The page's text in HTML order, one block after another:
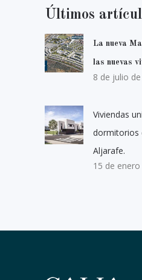
Últimos
La nueva
las nuevas
8 de julio
Viviendas
dormitorios
Aljarafe.
15 de